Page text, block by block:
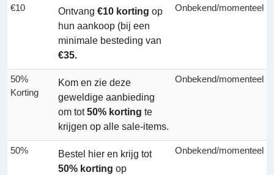
€10 Ontvang €10 korting op
hun aankoop (bij een
minimale besteding van
€35.
Onbekend/momenteel
50%
Korting
Kom en zie deze
geweldige aanbieding
om tot50% korting te
krijgen op alle sale-items.
Onbekend/momenteel
50%
Bestel hier en krijg tot
50% korting op
Onbekend/momenteel